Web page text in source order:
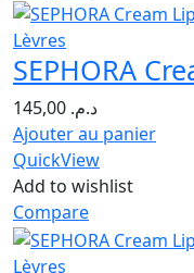
Lèvres
SEPHORA
د.م.
Ajouter au panier
QuickView
Add to wishlist
Compare
Lèvres